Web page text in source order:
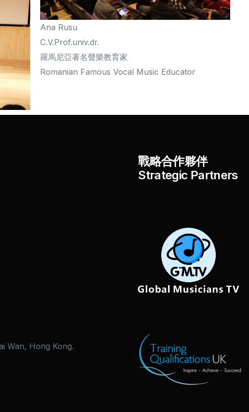
Ana Rusu
C.V.Prof.univ.dr.
羅馬尼亞著名聲樂教育家
Romanian Famous Vocal Music Educator
Wan, Hong Kong.
戰略合作夥伴
Strategic Partners